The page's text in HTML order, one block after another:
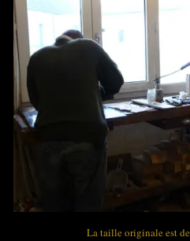
La taille originale est de